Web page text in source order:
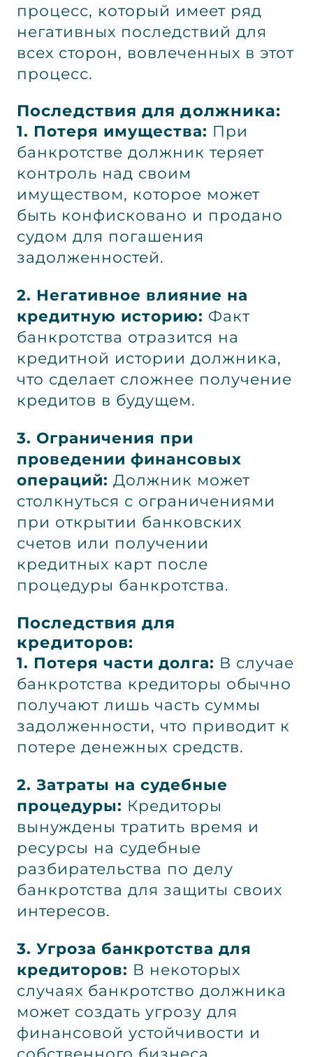
процесс, который имеет ряд
негативных последствий для
всех сторон, вовлеченных в этот
процесс.
Последствия для должника:
1. Потеря имущества: При
банкротстве должник теряет
контроль над своим
имуществом, которое может
быть конфисковано и продано
судом для погашения
задолженностей.
2. Негативное влияние на
кредитную историю: Факт
банкротства отразится на
кредитной истории должника,
что сделает сложнее получение
кредитов в будущем.
3. Ограничения при
проведении финансовых
операций: Должник может
столкнуться с ограничениями
при открытии банковских
счетов или получении
кредитных карт после
процедуры банкротства.
Последствия для
кредиторов:
1. Потеря части долга: В случае
банкротства кредиторы обычно
получают лишь часть суммы
задолженности, что приводит к
потере денежных средств.
2. Затраты на судебные
процедуры: Кредиторы
вынуждены тратить время и
ресурсы на судебные
разбирательства по делу
банкротства для защиты своих
интересов.
3. Угроза банкротства для
кредиторов: В некоторых
случаях банкротство должника
может создать угрозу для
финансовой устойчивости и